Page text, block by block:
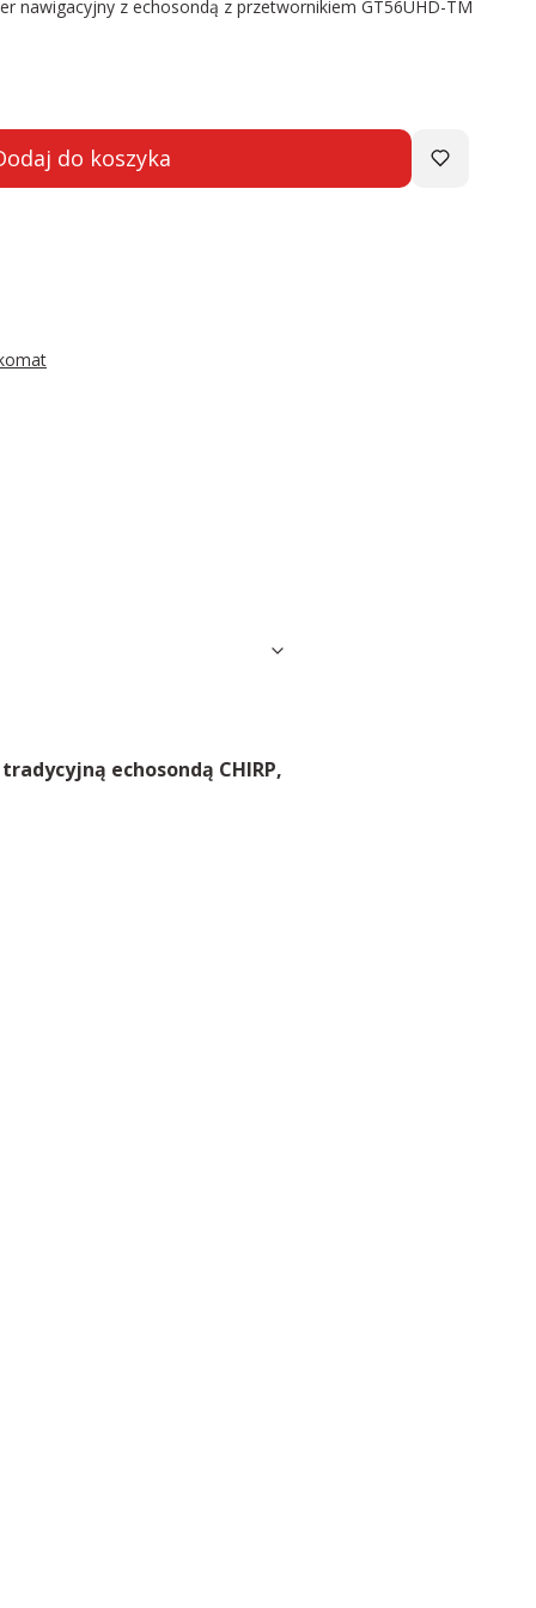
nawigacyjny z echosondą z przetwornikiem GT56UHD-TM
do koszyka
tradycyjną echosondą CHIRP,